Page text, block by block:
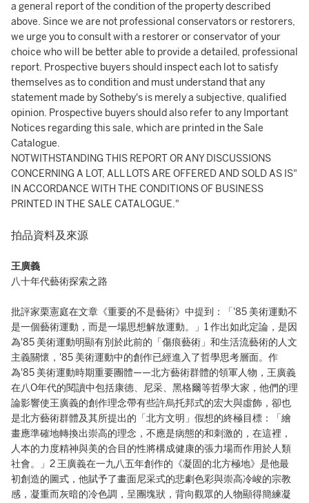
a general report of the condition of the property described
above. Since we are not professional conservators or restorers,
we urge you to consult with a restorer or conservator of your
choice who will be better able to provide a detailed, professional
report. Prospective buyers should inspect each lot to satisfy
themselves as to condition and must understand that any
statement made by Sotheby's is merely a subjective, qualified
opinion. Prospective buyers should also refer to any Important
Notices regarding this sale, which are printed in the Sale
Catalogue.
NOTWITHSTANDING THIS REPORT OR ANY DISCUSSIONS
CONCERNING A LOT, ALL LOTS ARE OFFERED AND SOLD AS IS"
IN ACCORDANCE WITH THE CONDITIONS OF BUSINESS
PRINTED IN THE SALE CATALOGUE."
拍品資料及來源
王廣義
八十年代藝術探索之路
批評家栗憲庭在文章《重要的不是藝術》中提到：「'85 美術運動不
是一個藝術運動，而是一場思想解放運動。」1 作出如此定論，是因
為'85 美術運動明顯有別於此前的「傷痕藝術」和生活流藝術的人文
主義關懷，'85 美術運動中的創作已經進入了哲學思考層面。作
為'85 美術運動時期重要團體——北方藝術群體的領軍人物，王廣義
在八O年代的閱讀中包括康德、尼采、黑格爾等哲學大家，他們的理
論影響使王廣義的創作理念帶有些許烏托邦式的宏大與虛飾，卻也
是北方藝術群體及其所提出的「北方文明」假想的終極目標：「繪
畫應準確地轉換出崇高的理念，不應是病態的和刺激的，在這裡，
人本的力度精神與美的合目的性將構成健康的張力場而作用於人類
社會。」2 王廣義在一九八五年創作的《凝固的北方極地》是他最
初創造的圖式，他賦予了畫面尼采式的悲劇色彩與崇高冷峻的宗教
感，凝重而灰暗的冷色調，呈團塊狀，背向觀眾的人物顯得簡練凝